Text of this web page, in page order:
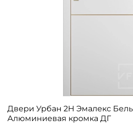
Двери Урбан 2H Эмалекс
Алюминиевая кромка ДГ